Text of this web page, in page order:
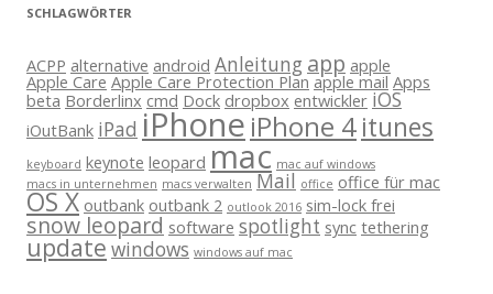
SCHLAGWÖRTER
ACPP alternative android Anleitung app apple
Apple Care Apple Care Protection Plan apple mail Apps
beta Borderlinx cmd Dock dropbox entwickler iOS
iOutBank iPad iPhone iPhone 4itunes
keyboard keynote leopard mac mac auf windows
macs in unternehmen macs verwalten Mail office office für mac
OS X outbank outbank 2 outlook 2016 sim-lock frei
snow leopard software spotlight sync tethering
update windows windows auf mac